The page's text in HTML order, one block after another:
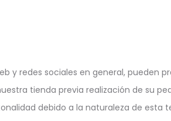
y redes sociales en general, pueden
tienda previa realización de su
debido a la naturaleza de esta